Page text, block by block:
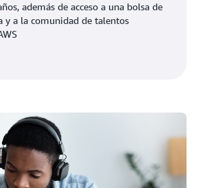
además de acceso a una bolsa de
y a la comunidad de talentos